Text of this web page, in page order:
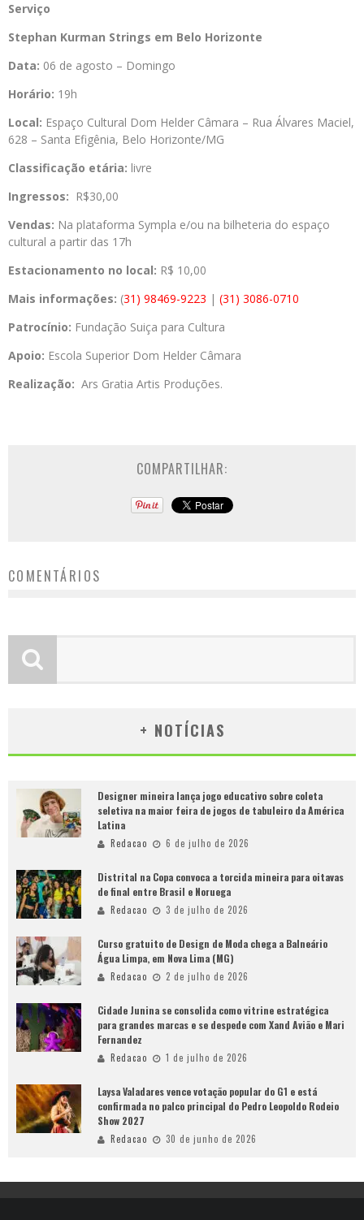
Serviço
Stephan Kurman Strings em Belo Horizonte
Data: 06 de agosto – Domingo
Horário: 19h
Local: Espaço Cultural Dom Helder Câmara – Rua Álvares Maciel,
628 – Santa Efigênia, Belo Horizonte/MG
Classificação etária: livre
Ingressos: R$30,00
Vendas: Na plataforma Sympla e/ou na bilheteria do espaço
cultural a partir das 17h
Estacionamento no local: R$ 10,00
Mais informações: (31) 98469-9223 | (31) 3086-0710
Patrocínio: Fundação Suiça para Cultura
Apoio: Escola Superior Dom Helder Câmara
Realização: Ars Gratia Artis Produções.
COMPARTILHAR:
COMENTÁRIOS
+ NOTÍCIAS
Designer mineira lança jogo educativo sobre coleta
seletiva na maior feira de jogos de tabuleiro da América
Latina
Redacao 6 de julho de 2026
Distrital na Copa convoca a torcida mineira para oitavas
de final entre Brasil e Noruega
Redacao 3 de julho de 2026
Curso gratuito de Design de Moda chega a Balneário
Água Limpa, em Nova Lima (MG)
Redacao 2 de julho de 2026
Cidade Junina se consolida como vitrine estratégica
para grandes marcas e se despede com Xand Avião e Mari
Fernandez
Redacao 1 de julho de 2026
Laysa Valadares vence votação popular do G1 e está
confirmada no palco principal do Pedro Leopoldo Rodeio
Show 2027
Redacao 30 de junho de 2026